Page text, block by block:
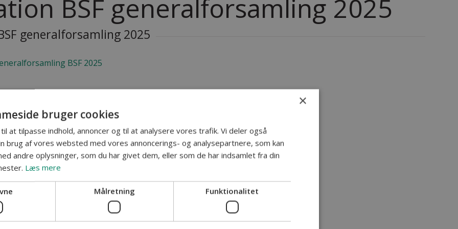
BSF generalforsamling 2025
generalforsamling 2025
BSF 2025
×
bruger cookies
at tilpasse indhold, annoncer og til at analysere vores trafik. Vi deler også
brug af vores websted med vores annoncerings- og analysepartnere, som kan
andre oplysninger, som du har givet dem, eller som de har indsamlet fra din
Læs mere
Målretning Funktionalitet